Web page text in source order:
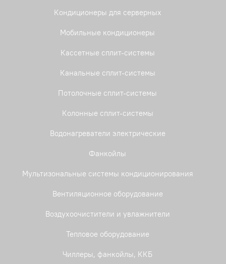
Кондиционеры для серверных
Мобильные кондиционеры
Кассетные сплит-системы
Канальные сплит-системы
Потолочные сплит-системы
Колонные сплит-системы
Водонагреватели электрические
Фанкойлы
Мультизональные системы кондиционирования
Вентиляционное оборудование
Воздухоочистители и увлажнители
Тепловое оборудование
Чиллеры, фанкойлы, ККБ